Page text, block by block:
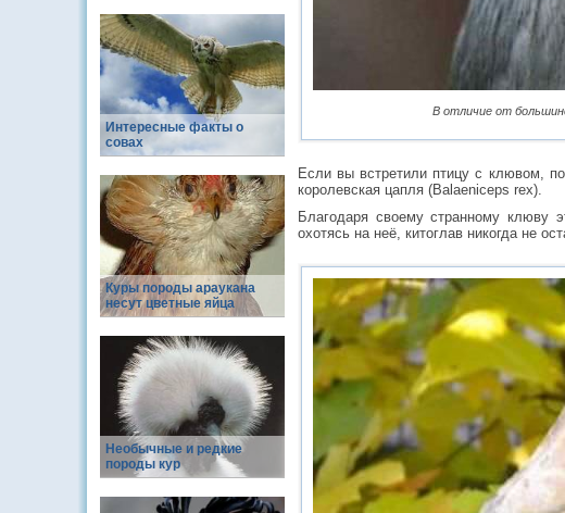
Интересные факты о
совах
Куры породы араукана
несут цветные яйца
Необычные и редкие
породы кур
В отличие от
Если вы встретили птицу с клювом,
королевская цапля (Balaeniceps rex).
Благодаря своему странному клюву
охотясь на неё, китоглав никогда не